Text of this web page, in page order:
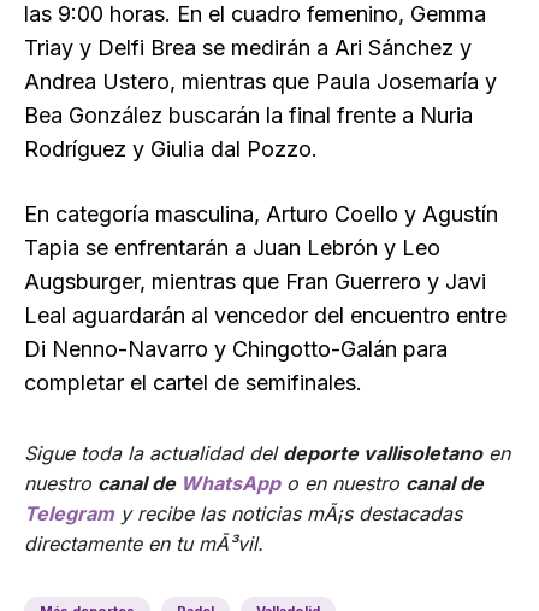
las 9:00 horas. En el cuadro femenino, Gemma
Triay y Delfi Brea se medirán a Ari Sánchez y
Andrea Ustero, mientras que Paula Josemaría y
Bea González buscarán la final frente a Nuria
Rodríguez y Giulia dal Pozzo.
En categoría masculina, Arturo Coello y Agustín
Tapia se enfrentarán a Juan Lebrón y Leo
Augsburger, mientras que Fran Guerrero y Javi
Leal aguardarán al vencedor del encuentro entre
Di Nenno-Navarro y Chingotto-Galán para
completar el cartel de semifinales.
Sigue toda la actualidad del deporte vallisoletanoen
nuestro canal de WhatsAppo en nuestro canal de
Telegramy recibe las noticias mÃ¡s destacadas
directamente en tu mÃ³vil.